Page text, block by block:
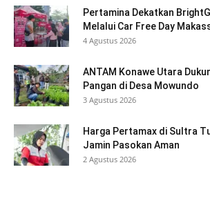
Pertamina Dekatkan
Melalui Car Free Day
4 Agustus 2026
ANTAM Konawe Utara
Pangan di Desa Mowundo
3 Agustus 2026
Harga Pertamax di Sultra
Jamin Pasokan Aman
2 Agustus 2026